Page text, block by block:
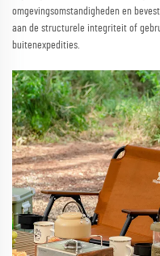
omgevingsomstandigheden en
aan de structurele integriteit of
buitenexpedities.